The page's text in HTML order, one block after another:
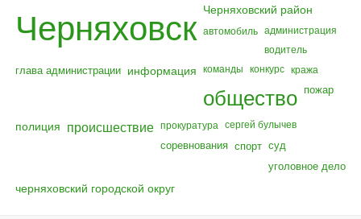
Черняховск Черняховский район
автомобиль администрация
водитель
глава администрации информация команды конкурс кража
общество пожар
полиция происшествие прокуратура сергей булычев
соревнования спорт суд
уголовное дело
черняховский городской округ